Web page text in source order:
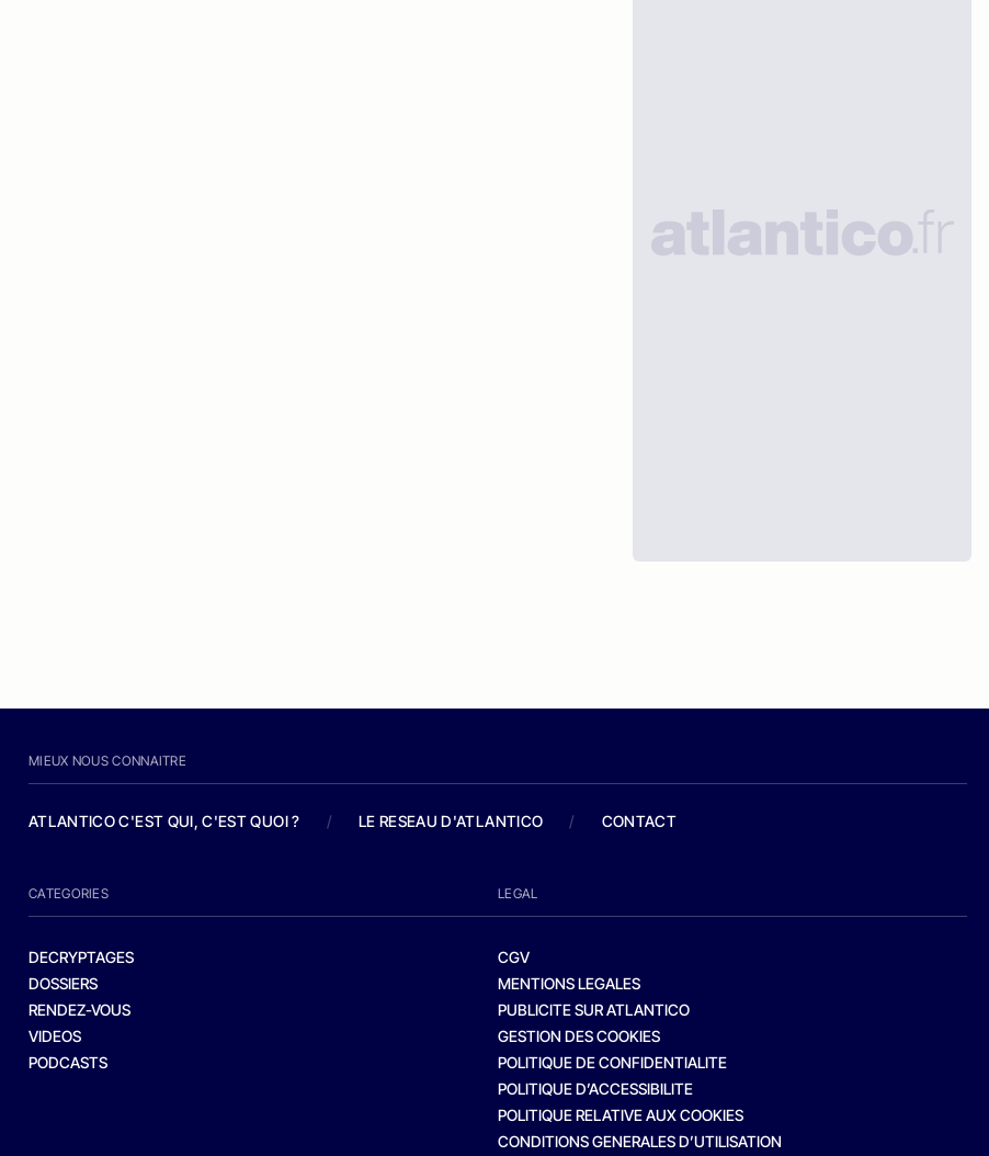
MIEUX NOUS CONNAITRE
ATLANTICO C'EST QUI, C'EST QUOI ? / LE RESEAU D'ATLANTICO / CONTACT
CATEGORIES
DECRYPTAGES
DOSSIERS
RENDEZ-VOUS
VIDEOS
PODCASTS
LEGAL
CGV
MENTIONS LEGALES
PUBLICITE SUR ATLANTICO
GESTION DES COOKIES
POLITIQUE DE CONFIDENTIALITE
POLITIQUE D’ACCESSIBILITE
POLITIQUE RELATIVE AUX COOKIES
CONDITIONS GENERALES D’UTILISATION